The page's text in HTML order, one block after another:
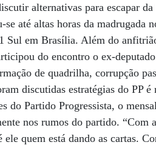
alternativas para escapar
se até altas horas da madrugada
Sul em Brasília. Além do
do encontro o ex-
de quadrilha, corrupção
discutidas estratégias do PP
do Partido Progressista, o
nos rumos do partido. “Com
ele quem está dando as cartas.